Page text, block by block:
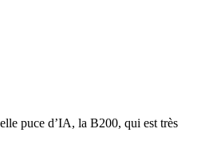
puce d’IA, la B200, qui est très